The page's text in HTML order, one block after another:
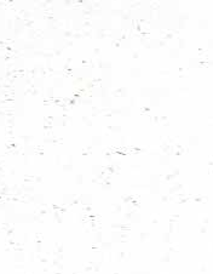
Kerstbrodenactie
Lees meer...